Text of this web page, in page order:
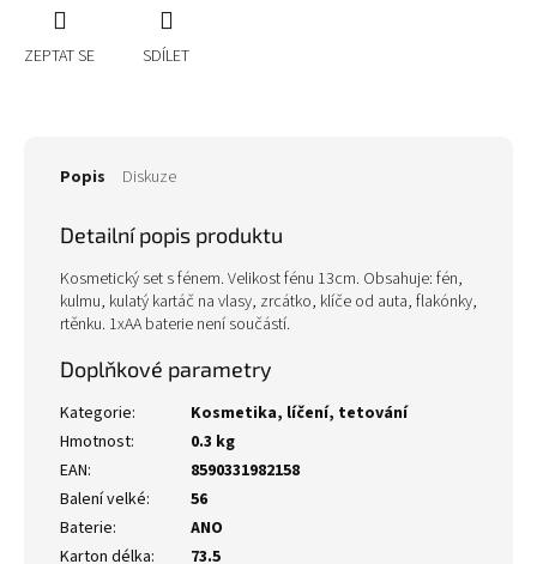
ZEPTAT SE SDÍLET
Popis Diskuze
Detailní popis produktu
Kosmetický set s fénem. Velikost fénu 13cm. Obsahuje: fén,
kulmu, kulatý kartáč na vlasy, zrcátko, klíče od auta, flakónky,
rtěnku. 1xAA baterie není součástí.
Doplňkové parametry
Kategorie:
Kosmetika, líčení, tetování
Hmotnost:
0.3 kg
EAN:
8590331982158
Balení velké:
56
Baterie:
ANO
Karton délka: 73.5